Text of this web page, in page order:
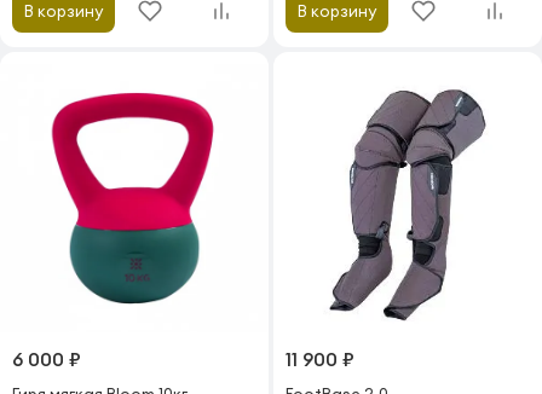
В корзину В корзину
6 000 ₽ 11 900 ₽